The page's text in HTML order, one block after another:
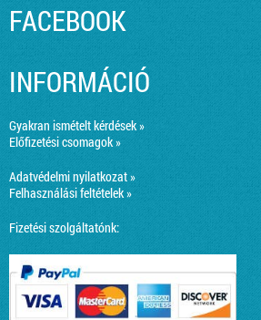
FACEBOOK
INFORMÁCIÓ
Gyakran ismételt kérdések »
Előfizetési csomagok »
Adatvédelmi nyilatkozat »
Felhasználási feltételek »
Fizetési szolgáltatónk: